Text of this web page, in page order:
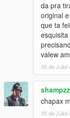
da pra
original
que ta
valew
05 de Juliol
chapax
05 de Juliol